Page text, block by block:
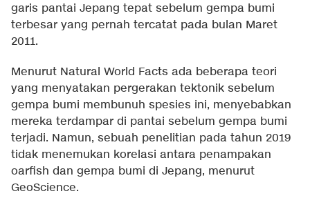
garis pantai Jepang tepat sebelum gempa bumi
terbesar yang pernah tercatat pada bulan Maret
2011.
Menurut Natural World Facts ada beberapa teori
yang menyatakan pergerakan tektonik sebelum
gempa bumi membunuh spesies ini, menyebabkan
mereka terdampar di pantai sebelum gempa bumi
terjadi. Namun, sebuah penelitian pada tahun 2019
tidak menemukan korelasi antara penampakan
oarfish dan gempa bumi di Jepang, menurut
GeoScience.